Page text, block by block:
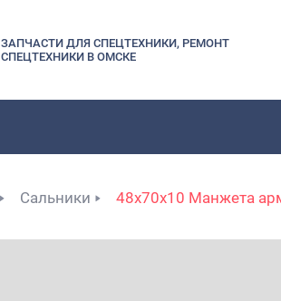
ЗАПЧАСТИ ДЛЯ СПЕЦТЕХНИКИ, РЕМОНТ
СПЕЦТЕХНИКИ В ОМСКЕ
Сальники 48x70x10 Манжета